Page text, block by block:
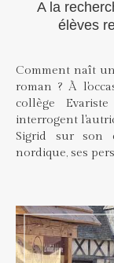
A la
élèves
Comment naît
roman ? À
collège
interrogent
Sigrid sur son
nordique, ses